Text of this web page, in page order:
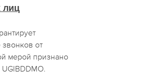
лиц
от
мерой признано